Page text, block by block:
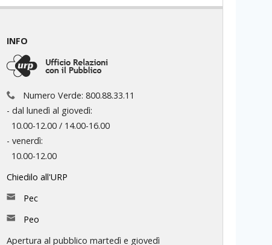
INFO
Numero Verde: 800.88.33.11
- dal lunedì al giovedì:
10.00-12.00 / 14.00-16.00
- venerdì:
10.00-12.00
Chiedilo all'URP
Pec
Peo
Apertura al pubblico martedì e giovedì